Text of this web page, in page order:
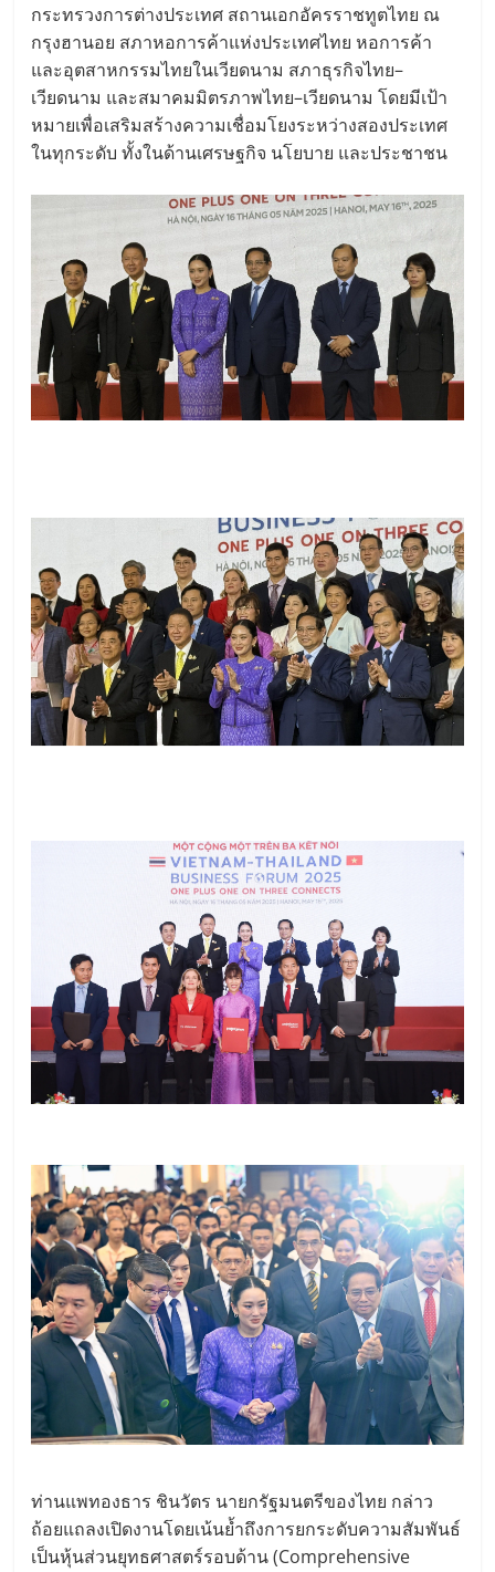
กระทรวงการต่างประเทศ สถานเอกอัครราชทูตไทย ณ
กรุงฮานอย สภาหอการค้าแห่งประเทศไทย หอการค้า
และอุตสาหกรรมไทยในเวียดนาม สภาธุรกิจไทย–
เวียดนาม และสมาคมมิตรภาพไทย–เวียดนาม โดยมีเป้า
หมายเพื่อเสริมสร้างความเชื่อมโยงระหว่างสองประเทศ
ในทุกระดับ ทั้งในด้านเศรษฐกิจ นโยบาย และประชาชน
ท่านแพทองธาร ชินวัตร นายกรัฐมนตรีของไทย กล่าว
ถ้อยแถลงเปิดงานโดยเน้นย้ำถึงการยกระดับความสัมพันธ์
เป็นหุ้นส่วนยุทธศาสตร์รอบด้าน (Comprehensive